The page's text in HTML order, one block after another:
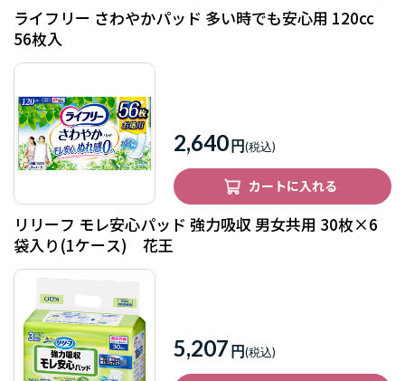
ライフリー さわやかパッド 多い時でも安心用 120cc
56枚入
2,640 円
カートに入れる
リリーフ モレ安心パッド 強力吸収 男女共用 30枚×6
袋入り(1ケース) 花王
5,207 円